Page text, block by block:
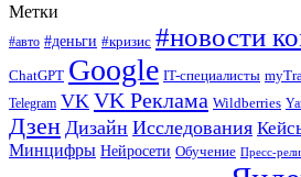
Метки
#авто #деньги #кризис #новости
ChatGPT Google IT-специалисты
Telegram VK VK Реклама Wildberries
Дзен Дизайн Исследования
Минцифры Нейросети Обучение Пресс-